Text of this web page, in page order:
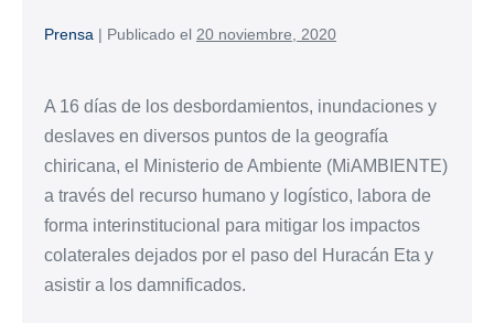
Prensa | Publicado el 20 noviembre, 2020
A 16 días de los desbordamientos, inundaciones y
deslaves en diversos puntos de la geografía
chiricana, el Ministerio de Ambiente (MiAMBIENTE)
a través del recurso humano y logístico, labora de
forma interinstitucional para mitigar los impactos
colaterales dejados por el paso del Huracán Eta y
asistir a los damnificados.